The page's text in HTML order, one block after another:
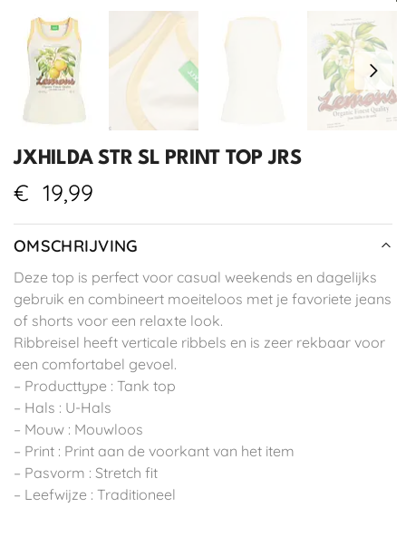
JXHILDA STR SL PRINT TOP JRS
€ 19,99
OMSCHRIJVING
Deze top is perfect voor casual weekends en dagelijks
gebruik en combineert moeiteloos met je favoriete jeans
of shorts voor een relaxte look.
Ribbreisel heeft verticale ribbels en is zeer rekbaar voor
een comfortabel gevoel.
– Producttype : Tank top
– Hals : U-Hals
– Mouw : Mouwloos
– Print : Print aan de voorkant van het item
– Pasvorm : Stretch fit
– Leefwijze : Traditioneel